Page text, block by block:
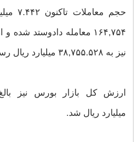
حجم
۱۶۴,۷۵۴ معامله دادوستد
نیز به ۳۸,۷۵۵.۵۲۸ میلیارد ریال رسیده است.
میلیارد ریال شد.